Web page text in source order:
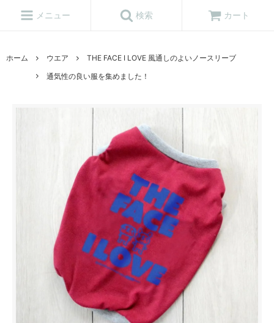
メニュー 検索 カート
ホーム ウエア
THE FACE I LOVE 風通しのよいノースリーブ
通気性の良い服を集めました！